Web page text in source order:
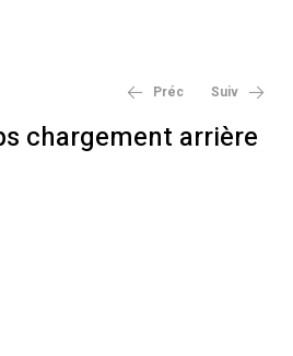
Préc Suiv
chargement arrière